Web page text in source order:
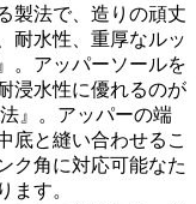
製法で、造りの頑丈
耐水性、重厚なルッ
。アッパーソールを
浸水性に優れるのが
』。アッパーの端
底と縫い合わせるこ
ク角に対応可能なた
ます。